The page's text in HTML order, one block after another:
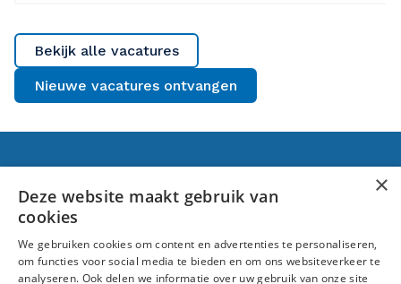
Bekijk alle vacatures
Nieuwe vacatures ontvangen
Banen in Raalte
Over ons
×
Deze website maakt gebruik van
cookies
We gebruiken cookies om content en advertenties te personaliseren,
om functies voor social media te bieden en om ons websiteverkeer te
analyseren. Ook delen we informatie over uw gebruik van onze site